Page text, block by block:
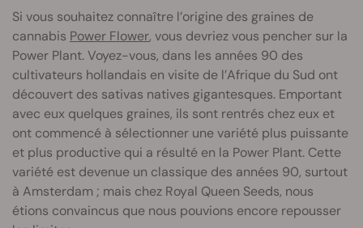
Si vous souhaitez connaître l’origine des graines de
cannabis Power Flower, vous devriez vous pencher sur la
Power Plant. Voyez-vous, dans les années 90 des
cultivateurs hollandais en visite de l’Afrique du Sud ont
découvert des sativas natives gigantesques. Emportant
avec eux quelques graines, ils sont rentrés chez eux et
ont commencé à sélectionner une variété plus puissante
et plus productive qui a résulté en la Power Plant. Cette
variété est devenue un classique des années 90, surtout
à Amsterdam ; mais chez Royal Queen Seeds, nous
étions convaincus que nous pouvions encore repousser